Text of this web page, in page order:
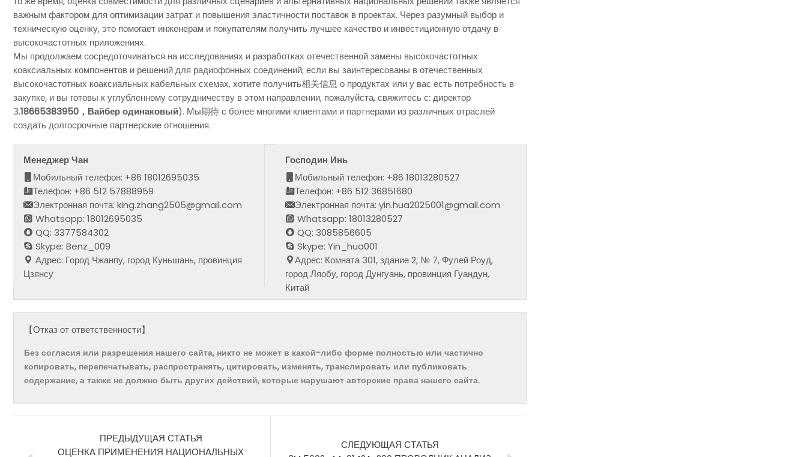
важным фактором для оптимизации затрат и повышения эластичности поставок в проектах. Через разумный выбор и
техническую оценку, это помогает инженерам и покупателям получить лучшее качество и инвестиционную отдачу в
высокочастотных приложениях.
Мы продолжаем сосредоточиваться на исследованиях и разработках отечественной замены высокочастотных
коаксиальных компонентов и решений для радиофонных соединений; если вы заинтересованы в отечественных
высокочастотных коаксиальных кабельных схемах, хотите получить相关信息 о продуктах или у вас есть потребность в
закупке, и вы готовы к углубленному сотрудничеству в этом направлении, пожалуйста, свяжитесь с: директор
З.18665383950，Вайбер одинаковый). Мы期待 с более многими клиентами и партнерами из различных отраслей
создать долгосрочные партнерские отношения.
Менеджер Чан
Мобильный телефон: +86 18012695035
Телефон: +86 512 57888959
Электронная почта: king.zhang2505@gmail.com
Whatsapp: 18012695035
QQ: 3377584302
Skype: Benz_009
Адрес: Город Чжанпу, город Куньшань, провинция
Цзянсу
Господин Инь
Мобильный телефон: +86 18013280527
Телефон: +86 512 36851680
Электронная почта: yin.hua2025001@gmail.com
Whatsapp: 18013280527
QQ: 3085856605
Skype: Yin_hua001
Адрес: Комната 301, здание 2, № 7, Фулей Роуд,
город Ляобу, город Дунгуань, провинция Гуандун,
Китай
【Отказ от ответственности】
Без согласия или разрешения нашего сайта, никто не может в какой-либо форме полностью или частично
копировать, перепечатывать, распространять, цитировать, изменять, транслировать или публиковать
содержание, а также не должно быть других действий, которые нарушают авторские права нашего сайта.
ПРЕДЫДУЩАЯ СТАТЬЯ
ОЦЕНКА ПРИМЕНЕНИЯ НАЦИОНАЛЬНЫХ
СЛЕДУЮЩАЯ СТАТЬЯ